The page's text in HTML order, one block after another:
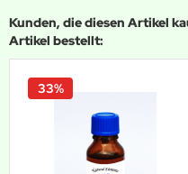
Kunden, die diesen Artikel
Artikel bestellt:
33%